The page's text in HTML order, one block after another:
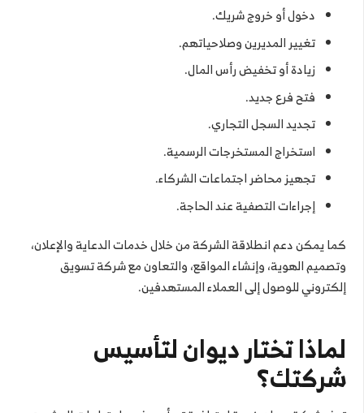
دخول أو خروج شريك.
تغيير المديرين وصلاحياتهم.
زيادة أو تخفيض رأس المال.
فتح فرع جديد.
تجديد السجل التجاري.
استخراج المستخرجات الرسمية.
تجهيز محاضر اجتماعات الشركاء.
إجراءات التصفية عند الحاجة.
كما يمكن دعم انطلاقة الشركة من خلال خدمات الدعاية والإعلان،
وتصميم الهوية، وإنشاء المواقع، والتعاون مع شركة تسويق
إلكتروني للوصول إلى العملاء المستهدفين.
لماذا تختار ديوان لتأسيس
شركتك؟